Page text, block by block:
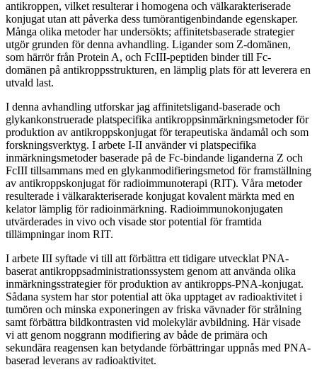
antikroppen, vilket resulterar i homogena och välkarakteriserade
konjugat utan att påverka dess tumörantigenbindande egenskaper.
Många olika metoder har undersökts; affinitetsbaserade strategier
utgör grunden för denna avhandling. Ligander som Z-domänen,
som härrör från Protein A, och FcIII-peptiden binder till Fc-
domänen på antikroppsstrukturen, en lämplig plats för att leverera en
utvald last.
I denna avhandling utforskar jag affinitetsligand-baserade och
glykankonstruerade platspecifika antikroppsinmärkningsmetoder för
produktion av antikroppskonjugat för terapeutiska ändamål och som
forskningsverktyg. I arbete I-II använder vi platspecifika
inmärkningsmetoder baserade på de Fc-bindande liganderna Z och
FcIII tillsammans med en glykanmodifieringsmetod för framställning
av antikroppskonjugat för radioimmunoterapi (RIT). Våra metoder
resulterade i välkarakteriserade konjugat kovalent märkta med en
kelator lämplig för radioinmärkning. Radioimmunokonjugaten
utvärderades in vivo och visade stor potential för framtida
tillämpningar inom RIT.
I arbete III syftade vi till att förbättra ett tidigare utvecklat PNA-
baserat antikroppsadministrationssystem genom att använda olika
inmärkningsstrategier för produktion av antikropps-PNA-konjugat.
Sådana system har stor potential att öka upptaget av radioaktivitet i
tumören och minska exponeringen av friska vävnader för strålning
samt förbättra bildkontrasten vid molekylär avbildning. Här visade
vi att genom noggrann modifiering av både de primära och
sekundära reagensen kan betydande förbättringar uppnås med PNA-
baserad leverans av radioaktivitet.